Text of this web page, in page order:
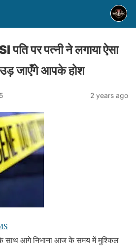
पति पर पत्नी ने लगाया ऐसा
जाएँगे आपके होश
2 years ago
के साथ आगे निभाना आज के समय में मुश्किल